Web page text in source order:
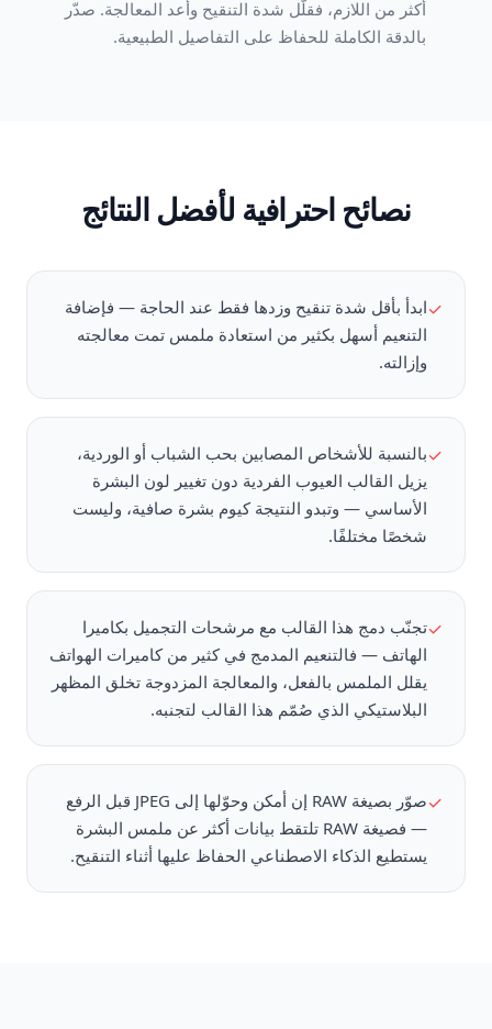
أكثر من اللازم، فقلّل شدة التنقيح وأعد المعالجة. صدّر
بالدقة الكاملة للحفاظ على التفاصيل الطبيعية.
نصائح احترافية لأفضل النتائج
✓ابدأ بأقل شدة تنقيح وزدها فقط عند الحاجة — فإضافة
التنعيم أسهل بكثير من استعادة ملمس تمت معالجته
وإزالته.
✓بالنسبة للأشخاص المصابين بحب الشباب أو الوردية،
يزيل القالب العيوب الفردية دون تغيير لون البشرة
الأساسي — وتبدو النتيجة كيوم بشرة صافية، وليست
شخصًا مختلفًا.
✓تجنّب دمج هذا القالب مع مرشحات التجميل بكاميرا
الهاتف — فالتنعيم المدمج في كثير من كاميرات الهواتف
يقلل الملمس بالفعل، والمعالجة المزدوجة تخلق المظهر
البلاستيكي الذي صُمّم هذا القالب لتجنبه.
✓
صوّر بصيغة RAW إن أمكن وحوّلها إلى JPEG قبل الرفع
— فصيغة RAW تلتقط بيانات أكثر عن ملمس البشرة
يستطيع الذكاء الاصطناعي الحفاظ عليها أثناء التنقيح.